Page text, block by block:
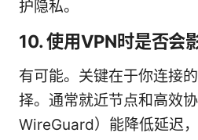
护隐私。
10. 使用VPN时是否会
有可能。关键在于你连接
择。通常就近节点和高效
WireGuard）能降低延迟